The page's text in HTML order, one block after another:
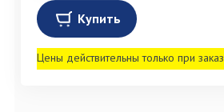
Купить
Цены действительны только при